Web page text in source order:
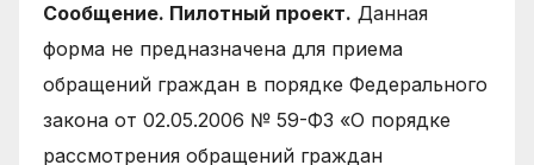
Сообщение. Пилотный проект. Данная
форма не предназначена для приема
обращений граждан в порядке Федерального
закона от 02.05.2006 № 59-ФЗ «О порядке
рассмотрения обращений граждан